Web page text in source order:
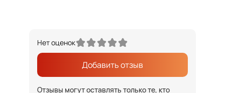
Нет оценок
Добавить отзыв
Отзывы могут оставлять только те, кто